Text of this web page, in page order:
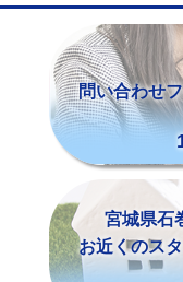
問い合わせ
宮城県石
お近くのス